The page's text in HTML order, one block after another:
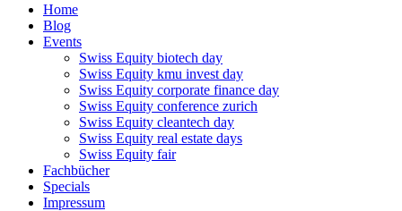
Home
Blog
Events
Swiss Equity biotech day
Swiss Equity kmu invest day
Swiss Equity corporate finance day
Swiss Equity conference zurich
Swiss Equity cleantech day
Swiss Equity real estate days
Swiss Equity fair
Fachbücher
Specials
Impressum